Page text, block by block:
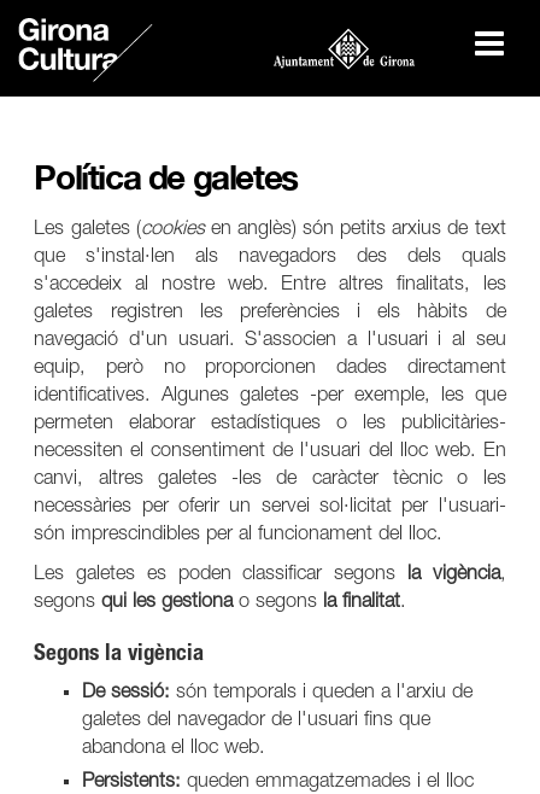
Política de galetes
Les galetes (cookiesen anglès) són petits arxius de text
que s'instal·len als navegadors des dels quals
s'accedeix al nostre web. Entre altres finalitats, les
galetes registren les preferències i els hàbits de
navegació d'un usuari. S'associen a l'usuari i al seu
equip, però no proporcionen dades directament
identificatives. Algunes galetes -per exemple, les que
permeten elaborar estadístiques o les publicitàries-
necessiten el consentiment de l'usuari del lloc web. En
canvi, altres galetes -les de caràcter tècnic o les
necessàries per oferir un servei sol·licitat per l'usuari-
són imprescindibles per al funcionament del lloc.
Les galetes es poden classificar segons la vigència,
segonsqui les gestionao segons la finalitat.
Segons la vigència
De sessió: són temporals i queden a l'arxiu de
galetes del navegador de l'usuari fins que
abandona el lloc web.
Persistents: queden emmagatzemades i el lloc